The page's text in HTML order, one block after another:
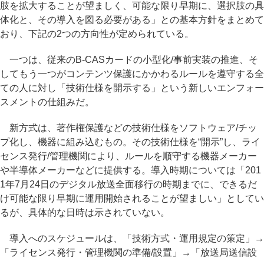
肢を拡大することが望ましく、可能な限り早期に、選択肢の具
体化と、その導入を図る必要がある」との基本方針をまとめて
おり、下記の2つの方向性が定められている。
一つは、従来のB-CASカードの小型化/事前実装の推進、そ
してもう一つがコンテンツ保護にかかわるルールを遵守する全
ての人に対し「技術仕様を開示する」という新しいエンフォー
スメントの仕組みだ。
新方式は、著作権保護などの技術仕様をソフトウェア/チッ
プ化し、機器に組み込むもの。その技術仕様を“開示”し、ライ
センス発行/管理機関により、ルールを順守する機器メーカー
や半導体メーカーなどに提供する。導入時期については「201
1年7月24日のデジタル放送全面移行の時期までに、できるだ
け可能な限り早期に運用開始されることが望ましい」としてい
るが、具体的な日時は示されていない。
導入へのスケジュールは、「技術方式・運用規定の策定」→
「ライセンス発行・管理機関の準備/設置」→「放送局送信設